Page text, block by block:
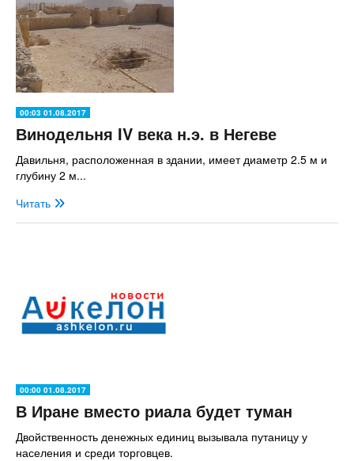
00:03 01.08.2017
Винодельня IV века н.э. в Негеве
Давильня, расположенная в здании, имеет диаметр 2.5 м и
глубину 2 м...
Читать
00:00 01.08.2017
В Иране вместо риала будет туман
Двойственность денежных единиц вызывала путаницу у
населения и среди торговцев.